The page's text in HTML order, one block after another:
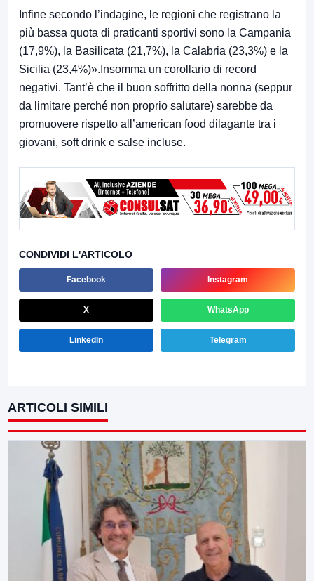
Infine secondo l’indagine, le regioni che registrano la
più bassa quota di praticanti sportivi sono la Campania
(17,9%), la Basilicata (21,7%), la Calabria (23,3%) e la
Sicilia (23,4%)».Insomma un corollario di record
negativi. Tant’è che il buon soffritto della nonna (seppur
da limitare perché non proprio salutare) sarebbe da
promuovere rispetto all’american food dilagante tra i
giovani, soft drink e salse incluse.
CONDIVIDI L'ARTICOLO
Facebook Instagram
X WhatsApp
LinkedIn Telegram
ARTICOLI SIMILI